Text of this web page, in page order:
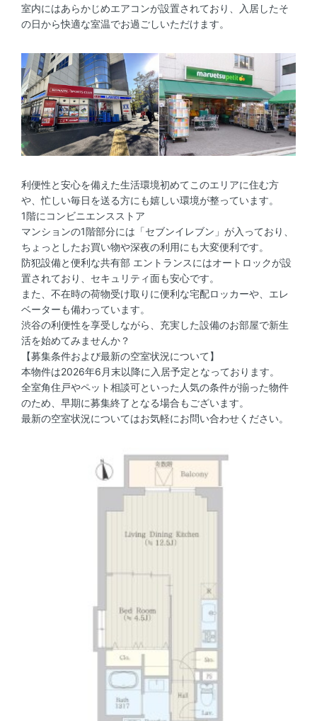
室内にはあらかじめエアコンが設置されており、入居したそ
の日から快適な室温でお過ごしいただけます。
利便性と安心を備えた生活環境初めてこのエリアに住む方
や、忙しい毎日を送る方にも嬉しい環境が整っています。
1階にコンビニエンスストア
マンションの1階部分には「セブンイレブン」が入っており、
ちょっとしたお買い物や深夜の利用にも大変便利です。
防犯設備と便利な共有部 エントランスにはオートロックが設
置されており、セキュリティ面も安心です。
また、不在時の荷物受け取りに便利な宅配ロッカーや、エレ
ベーターも備わっています。
渋谷の利便性を享受しながら、充実した設備のお部屋で新生
活を始めてみませんか？
【募集条件および最新の空室状況について】
本物件は2026年6月末以降に入居予定となっております。
全室角住戸やペット相談可といった人気の条件が揃った物件
のため、早期に募集終了となる場合もございます。
最新の空室状況についてはお気軽にお問い合わせください。